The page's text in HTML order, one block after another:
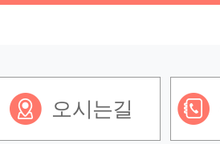
오시는길